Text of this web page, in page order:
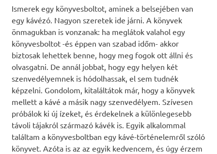
Ismerek egy könyvesboltot, aminek a belsejében van
egy kávézó. Nagyon szeretek ide járni. A könyvek
önmagukban is vonzanak: ha meglátok valahol egy
könyvesboltot -és éppen van szabad időm- akkor
biztosak lehettek benne, hogy meg fogok ott állni és
olvasgatni. De annál jobbat, hogy egy helyen két
szenvedélyemnek is hódolhassak, el sem tudnék
képzelni. Gondolom, kitaláltátok már, hogy a könyvek
mellett a kávé a másik nagy szenvedélyem. Szívesen
próbálok ki új ízeket, és érdekelnek a különlegesebb
távoli tájakról származó kávék is. Egyik alkalommal
találtam a könyvesboltban egy kávé-történelemről szóló
könyvet. Azóta is az az egyik kedvencem, és úgy érzem